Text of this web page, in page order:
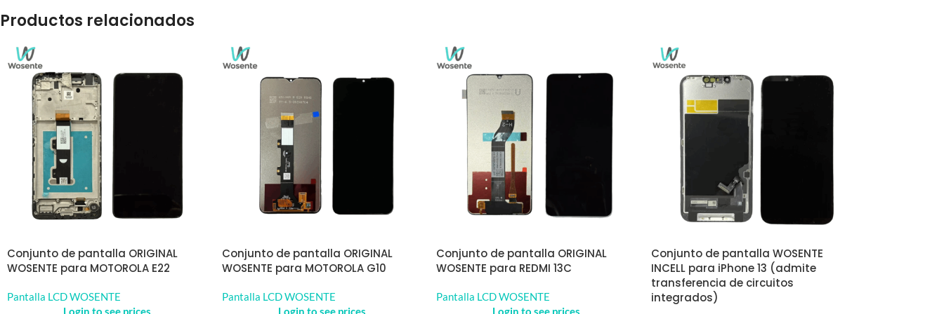
Productos relacionados
Conjunto de pantalla ORIGINAL
WOSENTE para MOTOROLA E22
Pantalla LCD WOSENTE
Login to see prices
Conjunto de pantalla ORIGINAL
WOSENTE para MOTOROLA G10
Pantalla LCD WOSENTE
Login to see prices
Conjunto de pantalla ORIGINAL
WOSENTE para REDMI 13C
Pantalla LCD WOSENTE
Login to see prices
Conjunto de pantalla WOSENTE
INCELL para iPhone 13 (admite
transferencia de circuitos
integrados)